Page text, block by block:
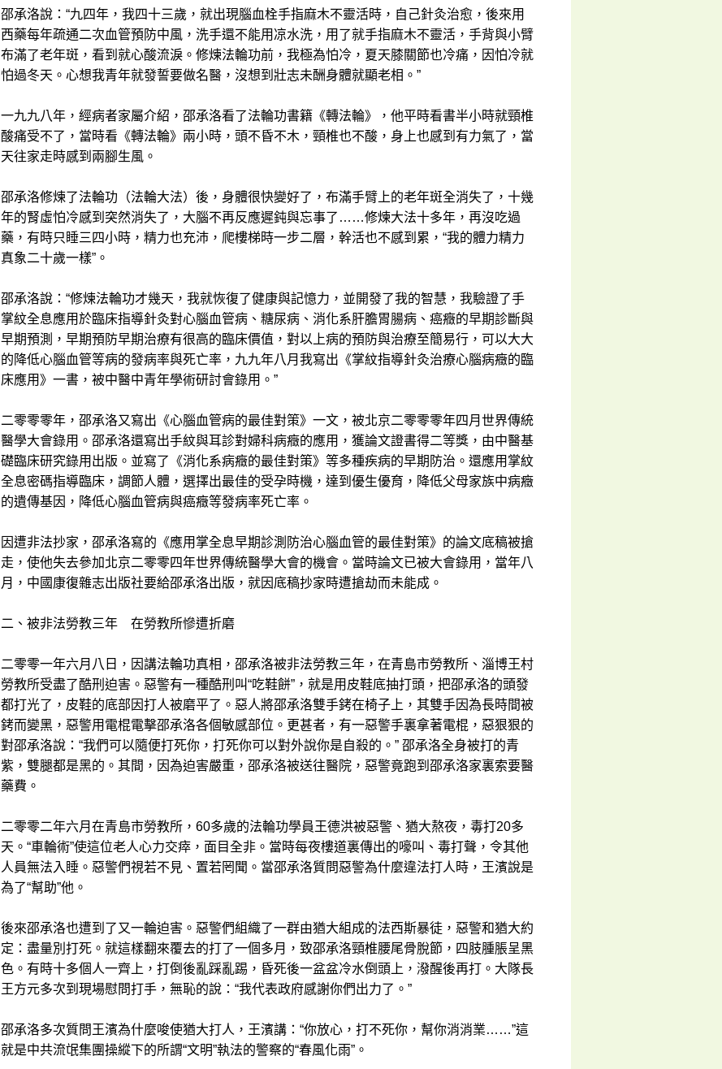
邵承洛說：“九四年，我四十三歲，就出現腦血栓手指麻木不靈活時，自己針灸治愈，後來用
西藥每年疏通二次血管預防中風，洗手還不能用凉水洗，用了就手指麻木不靈活，手背與小臂
布滿了老年斑，看到就心酸流淚。修煉法輪功前，我極為怕冷，夏天膝關節也冷痛，因怕冷就
怕過冬天。心想我青年就發誓要做名醫，沒想到壯志未酬身體就顯老相。”
一九九八年，經病者家屬介紹，邵承洛看了法輪功書籍《轉法輪》，他平時看書半小時就頸椎
酸痛受不了，當時看《轉法輪》兩小時，頭不昏不木，頸椎也不酸，身上也感到有力氣了，當
天往家走時感到兩腳生風。
邵承洛修煉了法輪功（法輪大法）後，身體很快變好了，布滿手臂上的老年斑全消失了，十幾
年的腎虛怕冷感到突然消失了，大腦不再反應遲鈍與忘事了……修煉大法十多年，再沒吃過
藥，有時只睡三四小時，精力也充沛，爬樓梯時一步二層，幹活也不感到累，“我的體力精力
真象二十歲一樣”。
邵承洛說：“修煉法輪功才幾天，我就恢復了健康與記憶力，並開發了我的智慧，我驗證了手
掌紋全息應用於臨床指導針灸對心腦血管病、糖尿病、消化系肝膽胃腸病、癌癥的早期診斷與
早期預測，早期預防早期治療有很高的臨床價值，對以上病的預防與治療至簡易行，可以大大
的降低心腦血管等病的發病率與死亡率，九九年八月我寫出《掌紋指導針灸治療心腦病癥的臨
床應用》一書，被中醫中青年學術研討會錄用。”
二零零零年，邵承洛又寫出《心腦血管病的最佳對策》一文，被北京二零零零年四月世界傳統
醫學大會錄用。邵承洛還寫出手紋與耳診對婦科病癥的應用，獲論文證書得二等獎，由中醫基
礎臨床研究錄用出版。並寫了《消化系病癥的最佳對策》等多種疾病的早期防治。還應用掌紋
全息密碼指導臨床，調節人體，選擇出最佳的受孕時機，達到優生優育，降低父母家族中病癥
的遺傳基因，降低心腦血管病與癌癥等發病率死亡率。
因遭非法抄家，邵承洛寫的《應用掌全息早期診測防治心腦血管的最佳對策》的論文底稿被搶
走，使他失去參加北京二零零四年世界傳統醫學大會的機會。當時論文已被大會錄用，當年八
月，中國康復雜志出版社要給邵承洛出版，就因底稿抄家時遭搶劫而未能成。
二、被非法勞教三年 在勞教所慘遭折磨
二零零一年六月八日，因講法輪功真相，邵承洛被非法勞教三年，在青島市勞教所、淄博王村
勞教所受盡了酷刑迫害。惡警有一種酷刑叫“吃鞋餅”，就是用皮鞋底抽打頭，把邵承洛的頭發
都打光了，皮鞋的底部因打人被磨平了。惡人將邵承洛雙手銬在椅子上，其雙手因為長時間被
銬而變黑，惡警用電棍電擊邵承洛各個敏感部位。更甚者，有一惡警手裏拿著電棍，惡狠狠的
對邵承洛說：“我們可以隨便打死你，打死你可以對外說你是自殺的。” 邵承洛全身被打的青
紫，雙腿都是黑的。其間，因為迫害嚴重，邵承洛被送往醫院，惡警竟跑到邵承洛家裏索要醫
藥費。
二零零二年六月在青島市勞教所，60多歲的法輪功學員王德洪被惡警、猶大熬夜，毒打20多
天。“車輪術”使這位老人心力交瘁，面目全非。當時每夜樓道裏傳出的嚎叫、毒打聲，令其他
人員無法入睡。惡警們視若不見、置若罔聞。當邵承洛質問惡警為什麼違法打人時，王濱說是
為了“幫助”他。
後來邵承洛也遭到了又一輪迫害。惡警們組織了一群由猶大組成的法西斯暴徒，惡警和猶大約
定：盡量別打死。就這樣翻來覆去的打了一個多月，致邵承洛頸椎腰尾骨脫節，四肢腫脹呈黑
色。有時十多個人一齊上，打倒後亂踩亂踢，昏死後一盆盆冷水倒頭上，潑醒後再打。大隊長
王方元多次到現場慰問打手，無恥的說：“我代表政府感謝你們出力了。”
邵承洛多次質問王濱為什麼唆使猶大打人，王濱講：“你放心，打不死你，幫你消消業……”這
就是中共流氓集團操縱下的所謂“文明”執法的警察的“春風化雨”。